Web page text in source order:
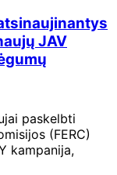
JAV
paskelbti
(FERC)
kampanija,